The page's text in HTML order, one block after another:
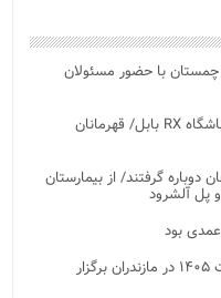
با حضور مسئولان
رقابت نفسگیر ۲۰ ورزشکار حرفه ای در باشگاه RX بابل/ قهرمانان
دوباره گرفتند/ از بیمارستان
و پل آلشرود
رویدادهای شاخص هنری در نیمه نخست ۱۴۰۵ در مازندران برگزار